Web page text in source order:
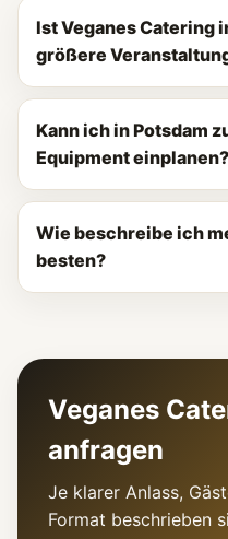
Ist Veganes Catering
größere
Kann ich in Potsdam
Equipment einplanen?
Wie beschreibe ich
besten?
Veganes
anfragen
Je klarer Anlass,
Format beschrieben